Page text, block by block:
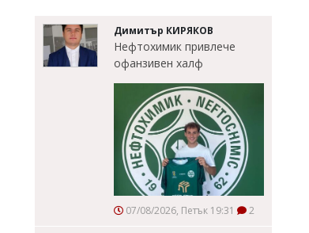
Димитър КИРЯКОВ
Нефтохимик привлече
офанзивен халф
07/08/2026, Петък 19:31 2